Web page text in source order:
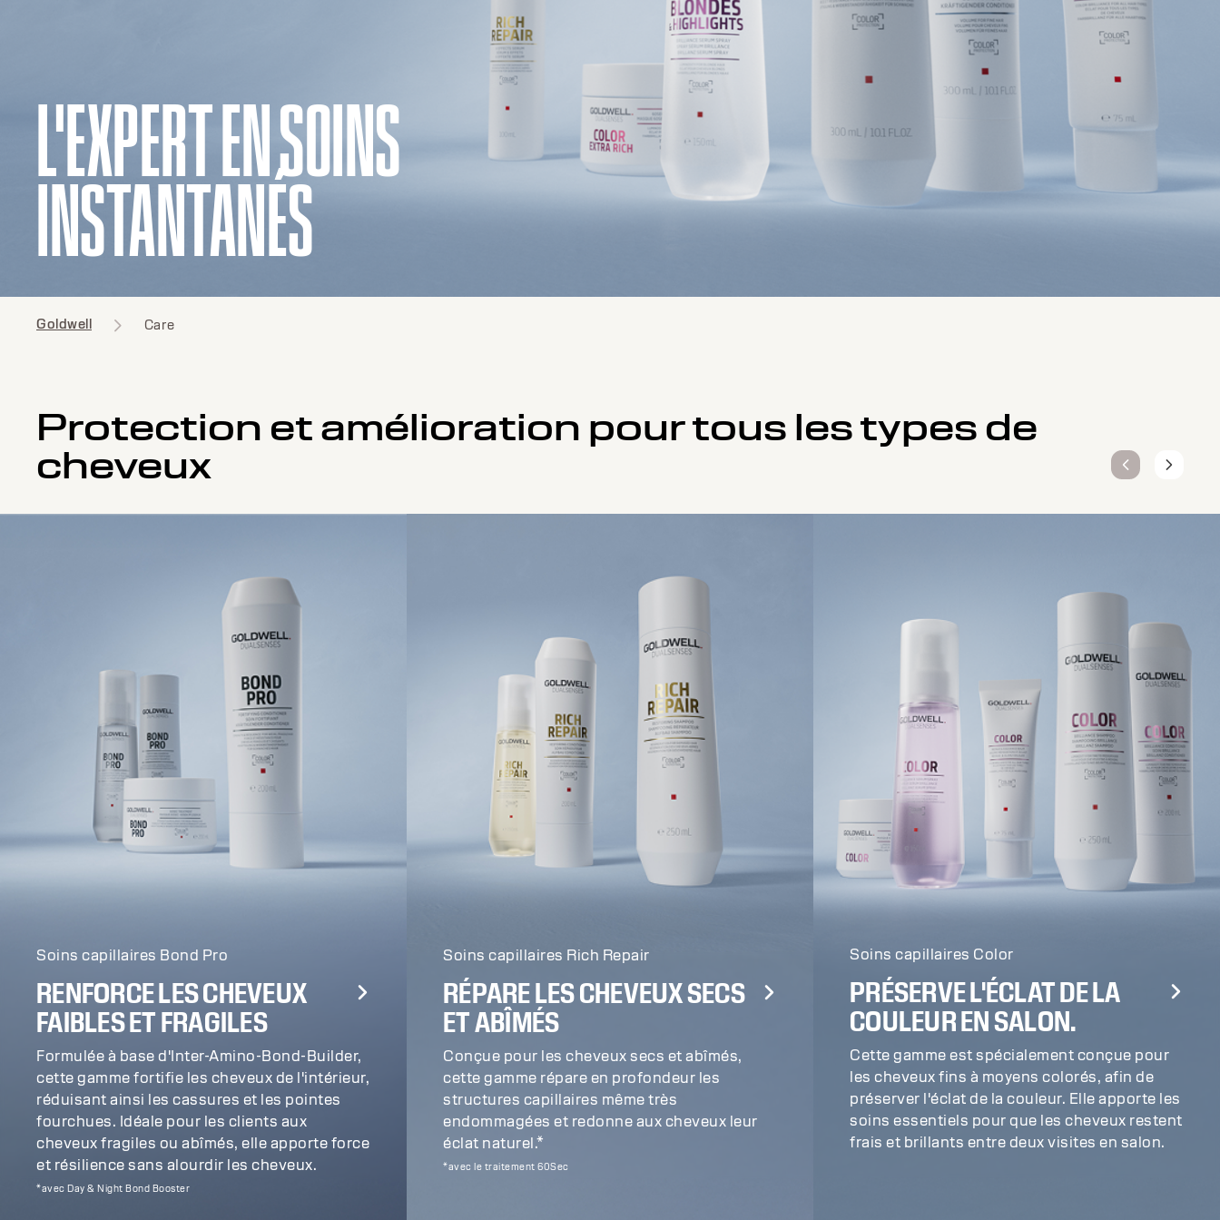
L'EXPERT EN SOINS
INSTANTANÉS
Goldwell Care
Protection et amélioration pour tous les types de
cheveux
Soins capillaires Bond Pro
RENFORCE LES CHEVEUX
FAIBLES ET FRAGILES
Formulée à base d'Inter-Amino-Bond-Builder,
cette gamme fortifie les cheveux de l'intérieur,
réduisant ainsi les cassures et les pointes
fourchues. Idéale pour les clients aux
cheveux fragiles ou abîmés, elle apporte force
et résilience sans alourdir les cheveux.
*avec Day & Night Bond Booster
Soins capillaires Rich Repair
RÉPARE LES CHEVEUX SECS
ET ABÎMÉS
Conçue pour les cheveux secs et abîmés,
cette gamme répare en profondeur les
structures capillaires même très
endommagées et redonne aux cheveux leur
éclat naturel.*
*avec le traitement 60Sec
Soins capillaires Color
PRÉSERVE L'ÉCLAT DE LA
COULEUR EN SALON.
Cette gamme est spécialement conçue pour
les cheveux fins à moyens colorés, afin de
préserver l'éclat de la couleur. Elle apporte les
soins essentiels pour que les cheveux restent
frais et brillants entre deux visites en salon.